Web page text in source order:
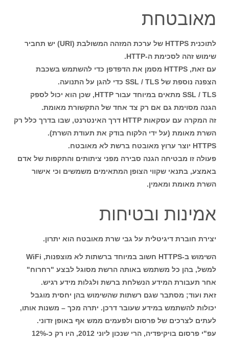
מאובטחת
לתוכנית HTTPS של ערכת המזהה המשולבת (URI) יש תחביר
שימוש זהה לסכימת ה-HTTP.
עם זאת, HTTPS מסמן את הדפדפן כדי להשתמש בשכבת
הצפנה נוספת של SSL / TLS כדי להגן על התנועה.
SSL / TLS מתאים במיוחד עבור HTTP, שכן הוא יכול לספק
הגנה מסוימת גם אם רק צד אחד של התקשורת מאומת.
זה המקרה עם עסקאות HTTP דרך האינטרנט, שבו בדרך כלל רק
השרת מאומת (על ידי הלקוח בודק את תעודת השרת).
HTTPS יוצר ערוץ מאובטח ברשת לא מאובטח.
פעולה זו מבטיחה הגנה סבירה מפני ציתותים והתקפות של אדם
באמצע, בתנאי שקווי הצופן המתאימים משמשים וכי אישור
השרת מאומת ומאמין.
אמינות ובטיחות
יצירת חוברת דיגיטלית על גבי שרת מאובטח הוא יתרון.
השימוש ב-HTTPS חשוב במיוחד ברשתות לא מוצפנות, WiFi
למשל, בהן כל משתמש באותה הרשת מסוגל לבצע "רחרוח"
אחר תעבורת המידע הנשלחת ברשת ולגלות מידע רגיש.
זאת ועוד; מסתבר שגם רשתות שהשימוש בהן יחסית מוגבל
יכולות להשתמש במידע שעובר דרכן. יתרה מכך – משנות אותו,
לעתים לצרכים של פרסום ולפעמים ממש אף באופן זדוני.
עפ"י פרסום בויקיפדיה, הרי שנכון ליוני 2012, היו רק כ-12%